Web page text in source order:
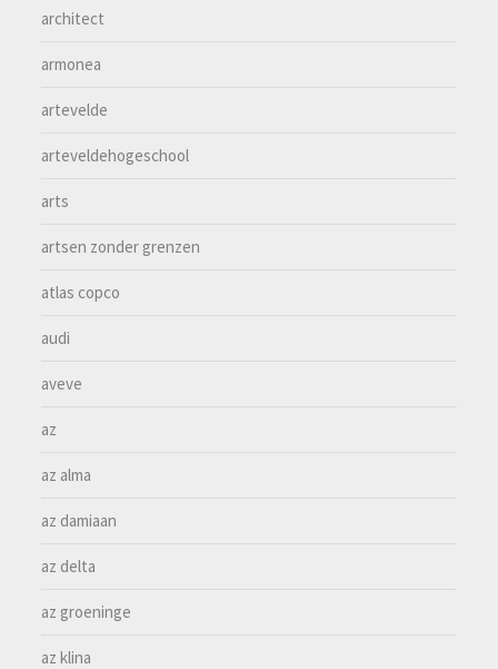
architect
armonea
artevelde
arteveldehogeschool
arts
artsen zonder grenzen
atlas copco
audi
aveve
az
az alma
az damiaan
az delta
az groeninge
az klina